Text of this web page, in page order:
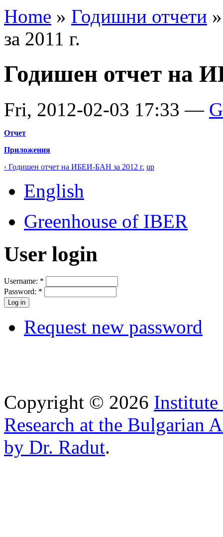
Home » Годишни отчети
за 2011 г.
Годишен отчет на
Fri, 2012-02-03 17:33 —
Отчет
Приложения
‹ Годишен отчет на ИБЕИ-БАН за 2012 г. up
English
Greenhouse of IBER
User login
Username: *
Password: *
Request new password
Copyright © 2026
Research at the Bulgarian
by Dr. Radut.